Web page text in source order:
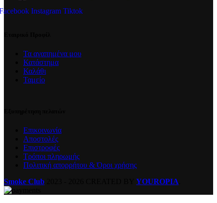
Instagram Tiktok
Τα αγαπημένα μου
Κατάστημα
Καλάθι
Ταμείο
Επικοινωνία
Αποστολές
Επιστροφές
Τρόποι πληρωμής
Πολιτική απορρήτου & Όροι χρήσης
Smoke Club
YOUROPIA